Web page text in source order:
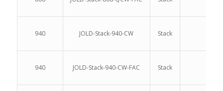
940 JOLD-Stack-940-CW Stack
940 JOLD-Stack-940-CW-FAC Stack